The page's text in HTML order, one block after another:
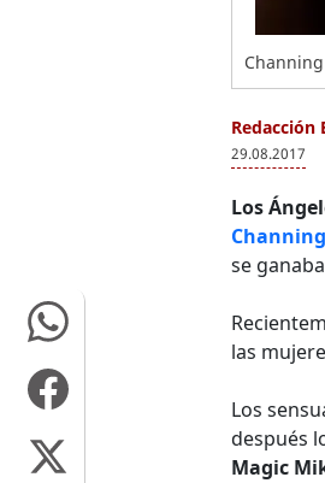
Redacción
29.08.2017
Los
se
las
Los
después
Magic